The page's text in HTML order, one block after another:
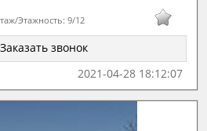
Этажность:9/12
Заказать звонок
2021-04-28 18:12:07